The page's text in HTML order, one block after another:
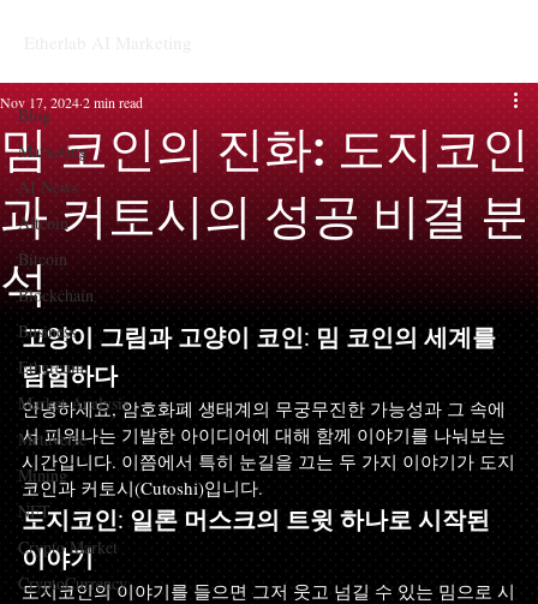
Blog
Marketing
AI News
Altcoin
Bitcoin
Blockchain
Business
Ethereum
Market Analysis
Metaverse
Mining
NFT
Crypto Market
CryptoCurrency
밈 코인의 진화: 도지코인
과 커토시의 성공 비결 분
석
Nov 17, 20242 min read
고양이 그림과 고양이 코인: 밈 코인의 세계를
탐험하다
안녕하세요, 암호화폐 생태계의 무궁무진한 가능성과 그 속에
서 피워나는 기발한 아이디어에 대해 함께 이야기를 나눠보는
시간입니다. 이쯤에서 특히 눈길을 끄는 두 가지 이야기가 도지
코인과 커토시(Cutoshi)입니다.
도지코인: 일론 머스크의 트윗 하나로 시작된
이야기
도지코인의 이야기를 들으면 그저 웃고 넘길 수 있는 밈으로 시